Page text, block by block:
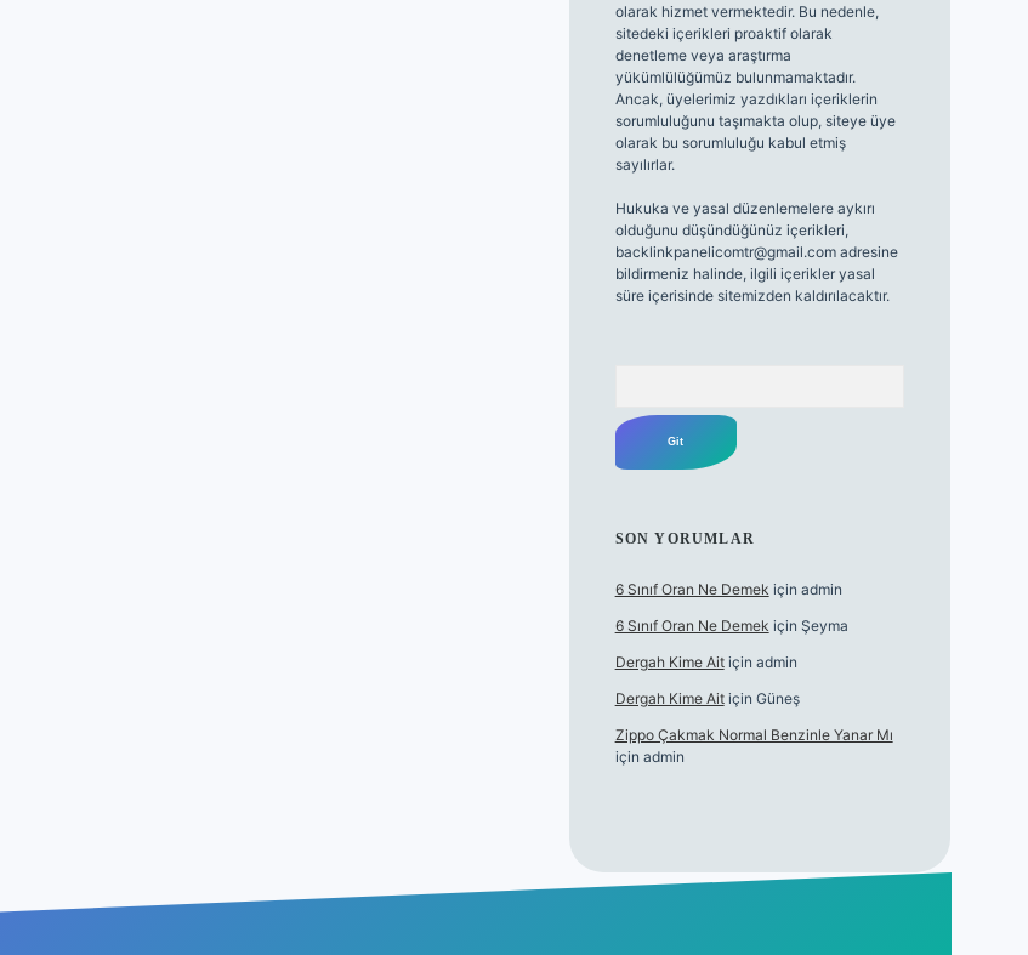
olarak hizmet vermektedir. Bu nedenle,
sitedeki içerikleri proaktif olarak
denetleme veya araştırma
yükümlülüğümüz bulunmamaktadır.
Ancak, üyelerimiz yazdıkları içeriklerin
sorumluluğunu taşımakta olup, siteye üye
olarak bu sorumluluğu kabul etmiş
sayılırlar.
Hukuka ve yasal düzenlemelere aykırı
olduğunu düşündüğünüz içerikleri,
backlinkpanelicomtr@gmail.comadresine
bildirmeniz halinde, ilgili içerikler yasal
süre içerisinde sitemizden kaldırılacaktır.
SON YORUMLAR
6 Sınıf Oran Ne Demek için admin
6 Sınıf Oran Ne Demek için Şeyma
Dergah Kime Aitiçin admin
Dergah Kime Aitiçin Güneş
Zippo Çakmak Normal Benzinle Yanar Mı
için admin